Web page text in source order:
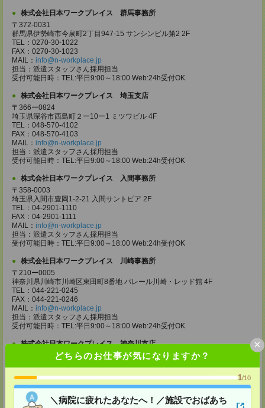
どちらのお仕事が気になりますか？
1/10
＼病院に疲れたあなたへ！／施設でおばあち
×
株式会社日本ワークプレイス 群馬事務所
〒372-0031
群馬県伊勢崎市今泉町2丁目947-15 サンシンビル第2 2F
TEL：0270-30-1022
FAX：0270-30-1023
MAIL： info@n-workplace.jp
担当：派遣スタッフさん採用担当
受付可能日時：TEL:平日9:00～18:00 Web:24h受付OK
株式会社日本ワークプレイス 埼玉支店
〒366ー0824
埼玉県深谷市西島町２ー10ー1 ミツワビル 4F
TEL：048-570-4102
FAX：048-570-4103
MAIL： info@n-workplace.jp
担当：派遣スタッフさん採用担当
受付可能日時：TEL:平日9:00～18:00 Web:24h受付OK
株式会社日本ワークプレイス 入間事務所
〒358-0003
埼玉県入間市豊岡1-2-21 入間サントピア 2F
TEL：04-2901-1110
FAX：04-2901-1111
MAIL： info@n-workplace.jp
担当：派遣スタッフさん採用担当
受付可能日時：TEL:平日9:00～18:00 Web:24h受付OK
株式会社日本ワークプレイス 川崎事務所
〒210ー0005
神奈川県川崎市川崎区東田町8番地 パレール川崎・レッド館 4F
TEL：044-221-0245
FAX：044-221-0246
MAIL： info@n-workplace.jp
担当：派遣スタッフさん採用担当
受付可能日時：TEL:平日9:00～18:00 Web:24h受付OK
株式会社日本ワークプレイス 神奈川支店
FAX：046-236-4120
MAIL：info@n-workplace.jp
担当：派遣スタッフさん採用担当